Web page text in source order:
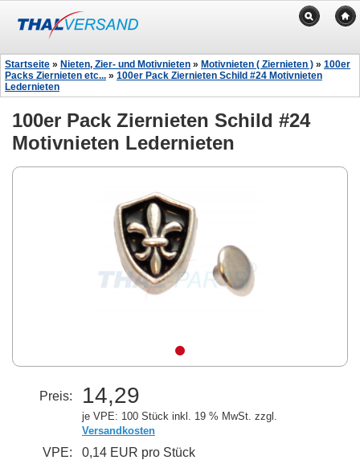
Startseite » Nieten, Zier- und Motivnieten » Motivnieten ( Ziernieten ) » 100er
Packs Ziernieten etc... » 100er Pack Ziernieten Schild #24 Motivnieten
Ledernieten
100er Pack Ziernieten Schild #24
Motivnieten Ledernieten
Preis: 14,29
je VPE: 100 Stück inkl. 19 % MwSt. zzgl.
Versandkosten
VPE:
0,14 EUR pro Stück